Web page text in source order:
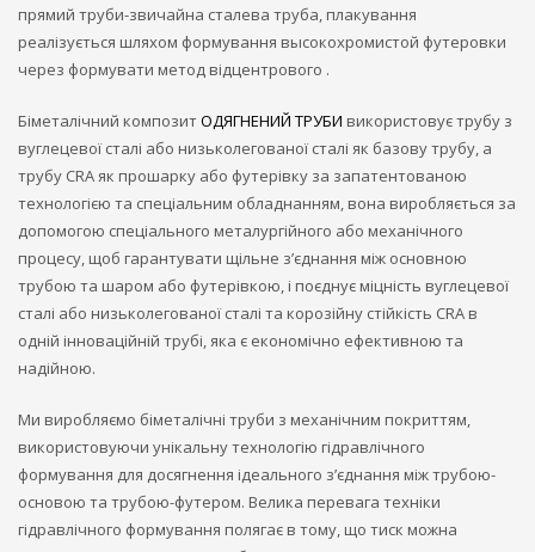
прямий труби-звичайна сталева труба, плакування
реалізується шляхом формування высокохромистой футеровки
через формувати метод відцентрового .
Біметалічний композитОДЯГНЕНИЙ ТРУБИ використовує трубу з
вуглецевої сталі або низьколегованої сталі як базову трубу, а
трубу CRA як прошарку або футерівку за запатентованою
технологією та спеціальним обладнанням, вона виробляється за
допомогою спеціального металургійного або механічного
процесу, щоб гарантувати щільне з’єднання між основною
трубою та шаром або футерівкою, і поєднує міцність вуглецевої
сталі або низьколегованої сталі та корозійну стійкість CRA в
одній інноваційній трубі, яка є економічно ефективною та
надійною.
Ми виробляємо біметалічні труби з механічним покриттям,
використовуючи унікальну технологію гідравлічного
формування для досягнення ідеального з’єднання між трубою-
основою та трубою-футером. Велика перевага техніки
гідравлічного формування полягає в тому, що тиск можна